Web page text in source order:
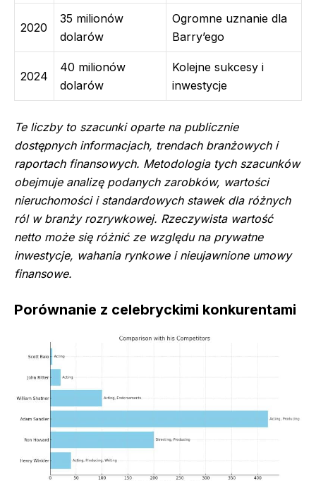
2020
35 milionów
dolarów
Ogromne uznanie dla
Barry’ego
2024
40 milionów
dolarów
Kolejne sukcesy i
inwestycje
Te liczby to szacunki oparte na publicznie
dostępnych informacjach, trendach branżowych i
raportach finansowych. Metodologia tych szacunków
obejmuje analizę podanych zarobków, wartości
nieruchomości i standardowych stawek dla różnych
ról w branży rozrywkowej. Rzeczywista wartość
netto może się różnić ze względu na prywatne
inwestycje, wahania rynkowe i nieujawnione umowy
finansowe.
Porównanie z celebryckimi konkurentami